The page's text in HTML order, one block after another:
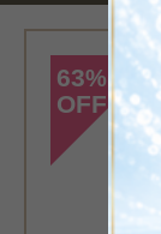
63%
OFF